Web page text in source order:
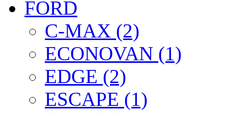
FORD
C-MAX (2)
ECONOVAN (1)
EDGE (2)
ESCAPE (1)